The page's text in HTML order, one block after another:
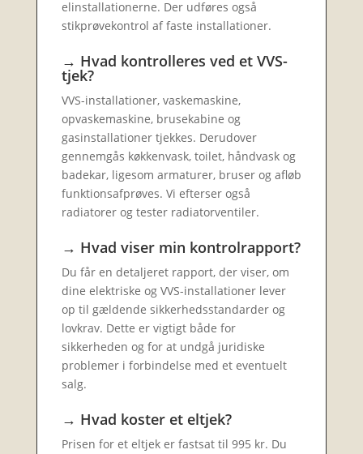
elinstallationerne. Der udføres også
stikprøvekontrol af faste installationer.
→ Hvad kontrolleres ved et VVS-
tjek?
VVS-installationer, vaskemaskine,
opvaskemaskine, brusekabine og
gasinstallationer tjekkes. Derudover
gennemgås køkkenvask, toilet, håndvask og
badekar, ligesom armaturer, bruser og afløb
funktionsafprøves. Vi efterser også
radiatorer og tester radiatorventiler.
→ Hvad viser min kontrolrapport?
Du får en detaljeret rapport, der viser, om
dine elektriske og VVS-installationer lever
op til gældende sikkerhedsstandarder og
lovkrav. Dette er vigtigt både for
sikkerheden og for at undgå juridiske
problemer i forbindelse med et eventuelt
salg.
→ Hvad koster et eltjek?
Prisen for et eltjek er fastsat til 995 kr. Du